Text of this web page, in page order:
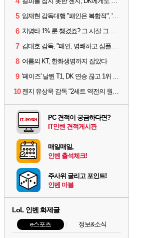
5 임재현 감독대행 "패인은 복합적", '도란' "팀에 과부하 왔다"
6 치명타 1% 룬 챙겼죠? 그 시절 그 감성 '롤 클래식' 30일 출시
7 김대호 감독, "패인, 명쾌하고 심플...다시 힘낼 수 있어"
8 여름의 KT, 한화생명까지 잡았다
9 '페이즈' 날뛴 T1, DK 연승 끊고 1위 지켜
10 젠지 유상욱 감독 "2세트 역전의 원인...너무 급했다"
PC 견적이 궁금하다면?
IT인벤 견적게시판
매일매일,
인벤 출석체크!
주사위 굴리고 포인트!
인벤 마블
LoL 인벤 화제글
e스포츠 정보&소식